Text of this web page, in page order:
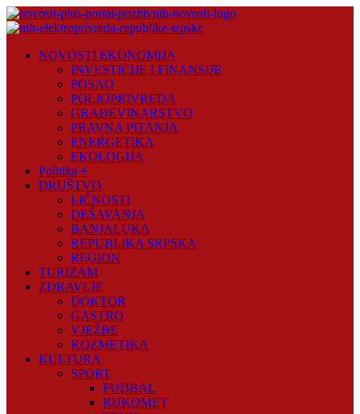
Skip
to
Plus
NOVOSTI EKONOMIJA
INVESTICIJE I FINANSIJE
POSAO
POLJOPRIVREDA
GRAĐEVINARSTVO
PRAVNA PITANJA
ENERGETIKA
EKOLOGIJA
Politika +
DRUŠTVO
LIČNOSTI
DEŠAVANJA
BANJALUKA
REPUBLIKA SRPSKA
REGION
TURIZAM
ZDRAVLJE
DOKTOR
GASTRO
VJEŽBE
KOZMETIKA
KULTURA
SPORT
FUDBAL
RUKOMET